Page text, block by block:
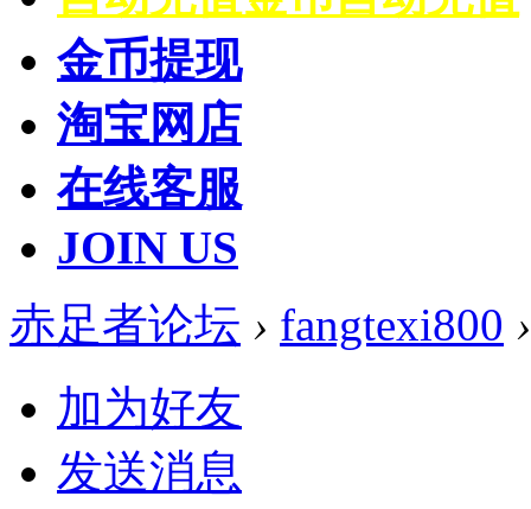
金币提现
淘宝网店
在线客服
JOIN US
赤足者论坛 › fangtexi800 ›
加为好友
发送消息